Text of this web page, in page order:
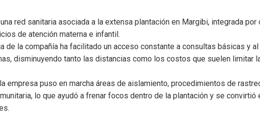
red sanitaria asociada a la extensa plantación en Margibi, integrada por
de atención materna e infantil.
de la compañía ha facilitado un acceso constante a consultas básicas y al
disminuyendo tanto las distancias como los costos que suelen limitar
empresa puso en marcha áreas de aislamiento, procedimientos de
lo que ayudó a frenar focos dentro de la plantación y se convirtió